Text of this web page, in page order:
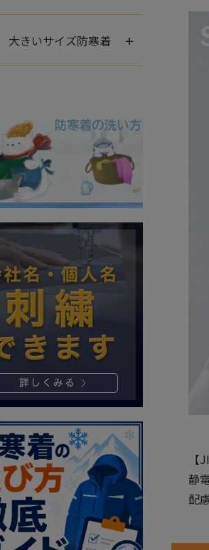
【
静
配
大きいサイズ防寒着 +